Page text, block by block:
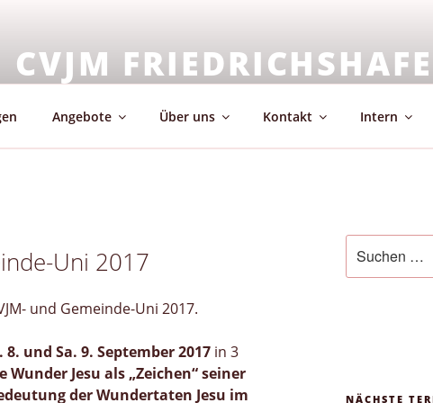
CVJM
Angebote Über uns Kontakt Intern
Uni 2017
und Gemeinde-Uni 2017.
8. und Sa. 9. September 2017 in 3
Wunder Jesu als „Zeichen“ seiner
der Wundertaten Jesu im
nach:
NÄCHSTE